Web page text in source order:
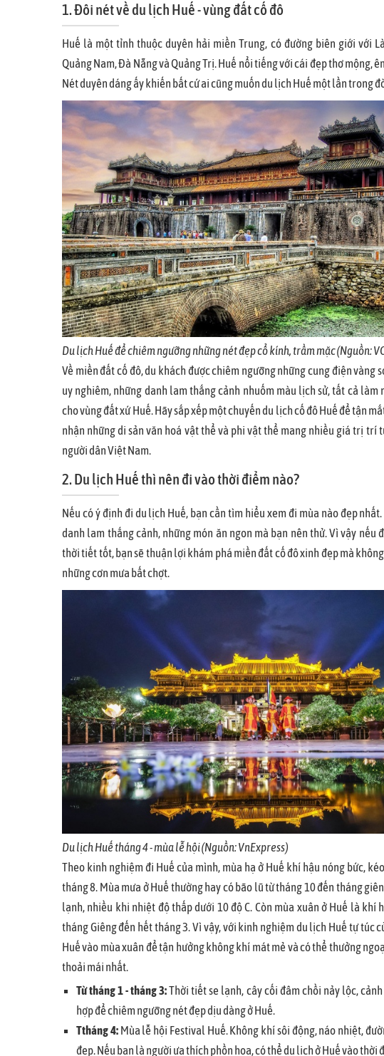
1. Đôi nét về du lịch Huế - vùng đất cố đô
Huế là một tỉnh thuộc duyên hải miền Trung, có đường biên giới với
Quảng Nam, Đà Nẵng và Quảng Trị. Huế nổi tiếng với cái đẹp thơ mộng,
Nét duyên dáng ấy khiến bất cứ ai cũng muốn du lịch Huế một lần trong
Du lịch Huế để chiêm ngưỡng những nét đẹp cổ kính, trầm mặc (Nguồn:
Về miền đất cố đô, du khách được chiêm ngưỡng những cung điện vàng
uy nghiêm, những danh lam thắng cảnh nhuốm màu lịch sử, tất cả làm
cho vùng đất xứ Huế. Hãy sắp xếp một chuyến du lịch cố đô Huế để tận
nhận những di sản văn hoá vật thể và phi vật thể mang nhiều giá trị trí
người dân Việt Nam.
2. Du lịch Huế thì nên đi vào thời điểm nào?
Nếu có ý định đi du lịch Huế, bạn cần tìm hiểu xem đi mùa nào đẹp
danh lam thắng cảnh, những món ăn ngon mà bạn nên thử. Vì vậy nếu
thời tiết tốt, bạn sẽ thuận lợi khám phá miền đất cố đô xinh đẹp mà
những cơn mưa bất chợt.
Du lịch Huế tháng 4 - mùa lễ hội (Nguồn: VnExpress)
Theo kinh nghiệm đi Huế của mình, mùa hạ ở Huế khí hậu nóng bức,
tháng 8. Mùa mưa ở Huế thường hay có bão lũ từ tháng 10 đến tháng
lạnh, nhiều khi nhiệt độ thấp dưới 10 độ C. Còn mùa xuân ở Huế là khí
tháng Giêng đến hết tháng 3. Vì vậy, với kinh nghiệm du lịch Huế tự túc
Huế vào mùa xuân để tận hưởng không khí mát mẻ và có thể thưởng
thoải mái nhất.
Từ tháng 1 - tháng 3:Thời tiết se lạnh, cây cối đâm chồi nảy lộc,
hợp để chiêm ngưỡng nét đẹp dịu dàng ở Huế.
Ttháng 4:Mùa lễ hội Festival Huế. Không khí sôi động, náo nhiệt,
đẹp. Nếu bạn là người ưa thích phồn hoa, có thể du lịch ở Huế vào thời